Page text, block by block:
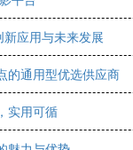
新应用与未来发展
的通用型优选供应商
实用可循